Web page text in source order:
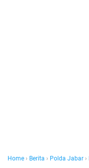
Home › Berita › Polda Jabar ›